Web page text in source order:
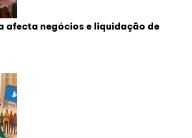
afecta negócios e liquidação de